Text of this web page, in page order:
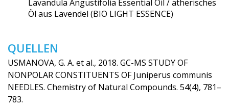
Lavandula Angustifolia Essential Oil / ätherisches
Öl aus Lavendel (BIO LIGHT ESSENCE)
QUELLEN
USMANOVA, G. A. et al., 2018. GC-MS STUDY OF
NONPOLAR CONSTITUENTS OF Juniperus communis
NEEDLES. Chemistry of Natural Compounds. 54(4), 781–
783.